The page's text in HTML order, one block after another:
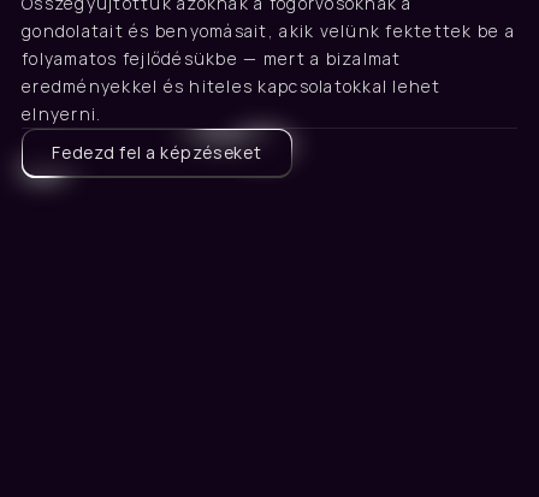
gondolatait és benyomásait, akik velünk fektettek be a
folyamatos fejlődésükbe — mert a bizalmat
eredményekkel és hiteles kapcsolatokkal lehet
elnyerni.
Fedezd fel a képzéseket